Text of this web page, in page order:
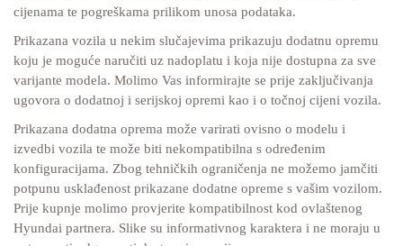
cijenama te pogreškama prilikom unosa podataka.
Prikazana vozila u nekim slučajevima prikazuju dodatnu opremu
koju je moguće naručiti uz nadoplatu i koja nije dostupna za sve
varijante modela. Molimo Vas informirajte se prije zaključivanja
ugovora o dodatnoj i serijskoj opremi kao i o točnoj cijeni vozila.
Prikazana dodatna oprema može varirati ovisno o modelu i
izvedbi vozila te može biti nekompatibilna s određenim
konfiguracijama. Zbog tehničkih ograničenja ne možemo jamčiti
potpunu usklađenost prikazane dodatne opreme s vašim vozilom.
Prije kupnje molimo provjerite kompatibilnost kod ovlaštenog
Hyundai partnera. Slike su informativnog karaktera i ne moraju u